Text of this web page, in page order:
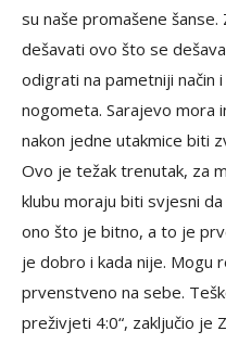
su naše promašene
dešavati ovo što se
odigrati na pametniji način
nogometa. Sarajevo mora
nakon jedne utakmice biti
Ovo je težak trenutak, za
klubu moraju biti svjesni
ono što je bitno, a to je
je dobro i kada nije. Mogu
prvenstveno na sebe.
preživjeti 4:0“, zaključio je